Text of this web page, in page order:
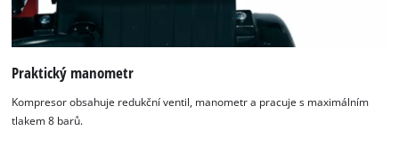
Praktický manometr
Kompresor obsahuje redukční ventil, manometr a pracuje s maximálním
tlakem 8 barů.